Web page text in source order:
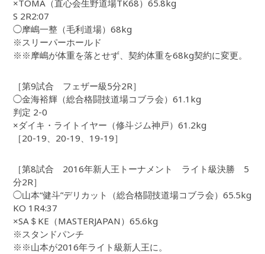
×TOMA（直心会生野道場TK68）65.8kg
S 2R2:07
◯摩嶋一整（毛利道場）68kg
※スリーパーホールド
※※摩嶋が体重を落とせず、契約体重を68kg契約に変更。
［第9試合 フェザー級5分2R］
◯金海裕輝（総合格闘技道場コブラ会）61.1kg
判定 2-0
×ダイキ・ライトイヤー（修斗ジム神戸）61.2kg
［20-19、20-19、19-19］
［第8試合 2016年新人王トーナメント ライト級決勝 5
分2R］
◯山本“健斗”デリカット（総合格闘技道場コブラ会）65.5kg
KO 1R4:37
×SA＄KE（MASTERJAPAN）65.6kg
※スタンドパンチ
※※山本が2016年ライト級新人王に。